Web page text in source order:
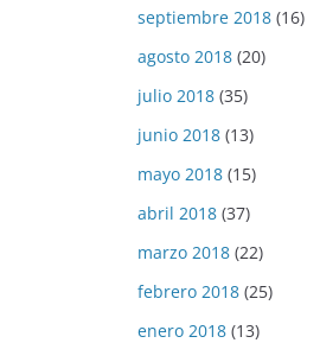
septiembre 2018 (16)
agosto 2018 (20)
julio 2018 (35)
junio 2018 (13)
mayo 2018 (15)
abril 2018 (37)
marzo 2018 (22)
febrero 2018 (25)
enero 2018 (13)